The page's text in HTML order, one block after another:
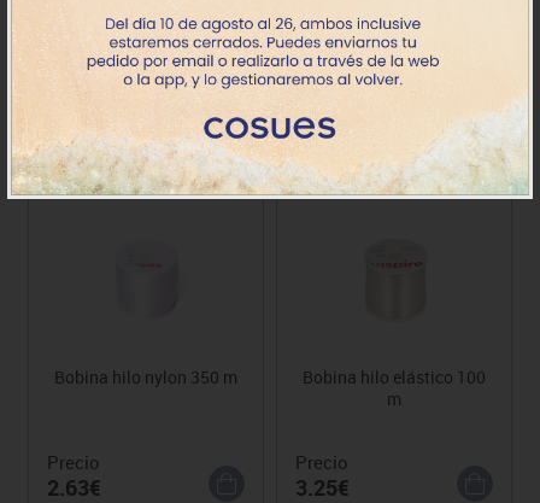
Precio
9.63€
Precio
21.04€
Bobina hilo nylon 350 m
Precio
2.63€
Bobina hilo elástico 100
m
Precio
3.25€